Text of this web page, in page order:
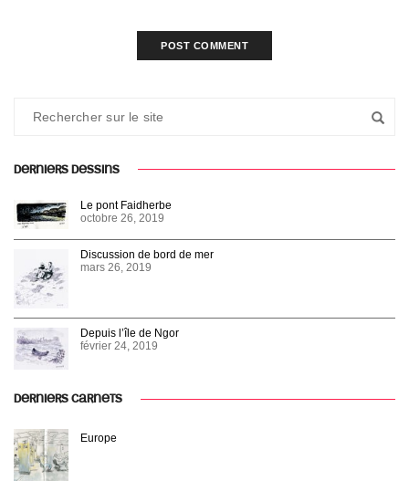
DERNIERS DESSINS
Le pont Faidherbe
octobre 26, 2019
Discussion de bord de mer
mars 26, 2019
Depuis l’île de Ngor
février 24, 2019
DERNIERS CARNETS
Europe